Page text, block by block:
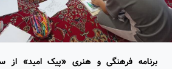
برنامه فرهنگی‌ و هنری «پیک امید» از